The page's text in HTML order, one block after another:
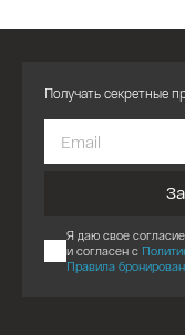
Получать секретные
Я даю свое
и согласен с
Правила